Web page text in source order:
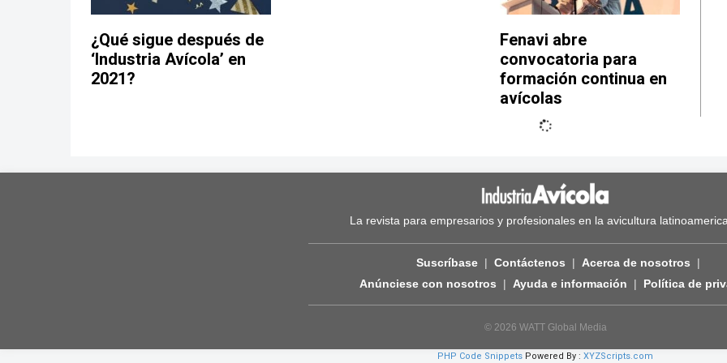
¿Qué sigue después de
‘Industria Avícola’ en
2021?
Fenavi abre
convocatoria para
formación continua en
avícolas
La revista para empresarios y profesionales en la avicultura
Suscríbase Contáctenos
Acerca de nosotros
Anúnciese con nosotros
Ayuda e información Política de
© 2026 WATT Global Media
PHP Code Snippets Powered By : XYZScripts.com